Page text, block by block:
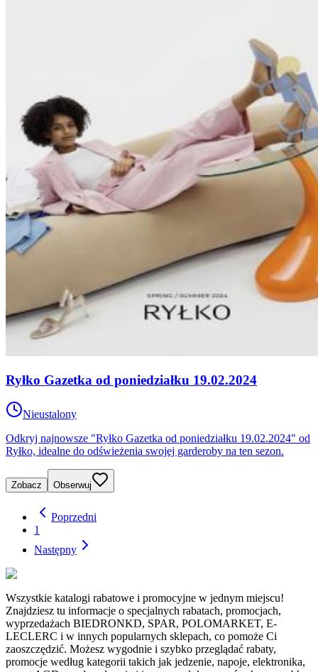
Ryłko Gazetka od poniedziałku 19.02.2024
Nieustalony
Odkryj najnowsze "Ryłko Gazetka od poniedziałku 19.02.2024" od
Ryłko, idealne do odświeżenia swojej garderoby na ten sezon.
Zobacz Obserwuj
Poprzedni
1
Następny
Wszystkie katalogi rabatowe i promocyjne w jednym miejscu!
Znajdziesz tu informacje o specjalnych rabatach, promocjach,
wyprzedażach BIEDRONKD, SPAR, POLOMARKET, E-
LECLERC i w innych popularnych sklepach, co pomoże Ci
zaoszczędzić. Możesz wygodnie i szybko przeglądać rabaty,
promocje według kategorii takich jak jedzenie, napoje, elektronika,